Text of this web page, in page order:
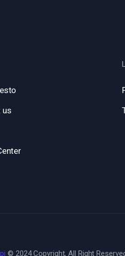
us
© 2024 Copyright, All Right